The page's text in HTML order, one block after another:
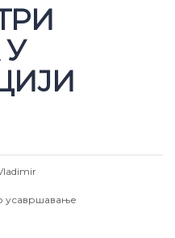
усавршавање